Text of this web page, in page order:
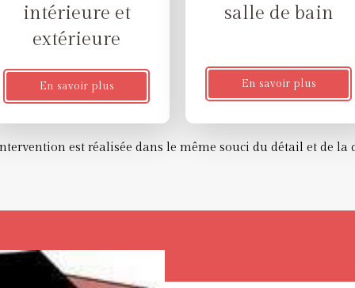
intérieure et
extérieure
En savoir plus
salle de bain
En savoir plus
est réalisée dans le même souci du détail et de la